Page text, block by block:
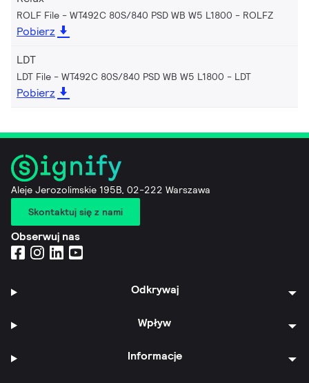
ROLF File - WT492C 80S/840 PSD WB W5 L1800 ROLFZ
Pobierz
LDT
LDT File - WT492C 80S/840 PSD WB W5 L1800 LDT
Pobierz
Aleje Jerozolimskie 195B, 02-222 Warszawa
Skontaktuj się z nami
Obserwuj nas
Odkrywaj
Wpływ
Informacje